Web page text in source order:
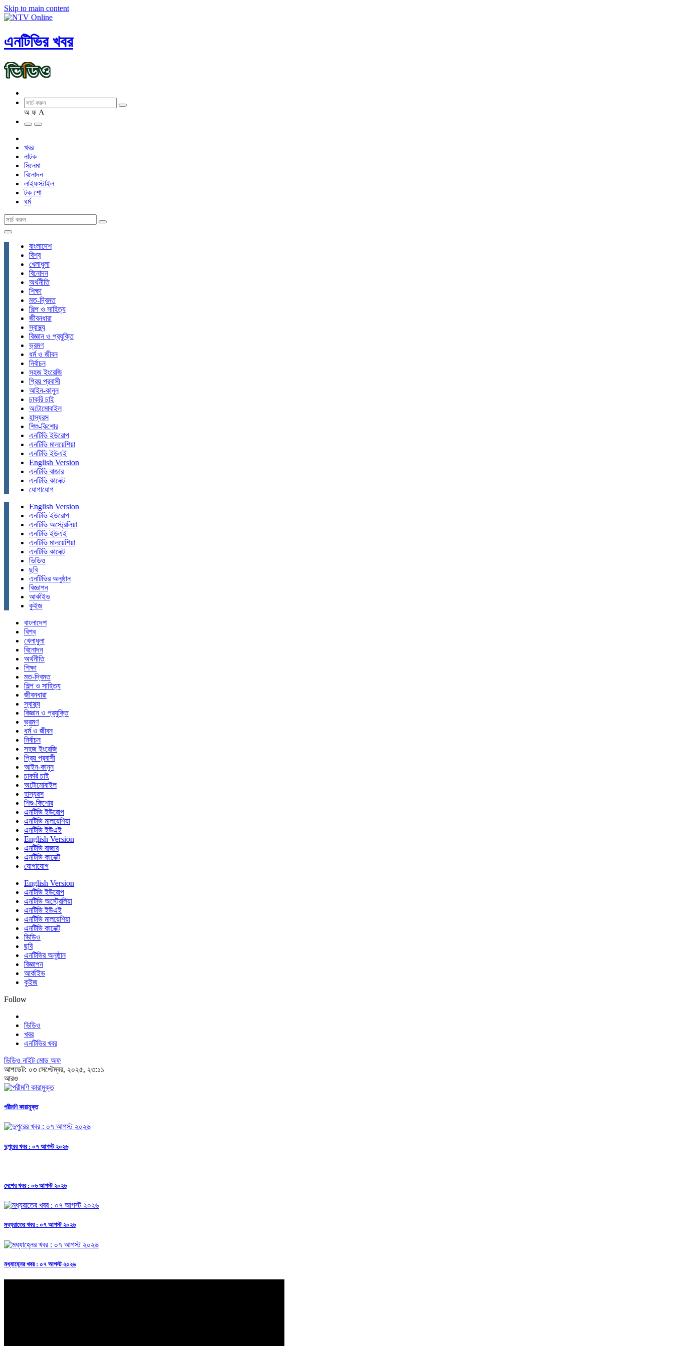
Skip to main content
এনটিভির খবর
অ ফ A
খবর
নাটক
সিনেমা
বিনোদন
লাইফস্টাইল
টক শো
ধর্ম
বাংলাদেশ
বিশ্ব
খেলাধুলা
বিনোদন
অর্থনীতি
শিক্ষা
মত-দ্বিমত
শিল্প ও সাহিত্য
জীবনধারা
স্বাস্থ্য
বিজ্ঞান ও প্রযুক্তি
ভ্রমণ
ধর্ম ও জীবন
নির্বাচন
সহজ ইংরেজি
প্রিয় প্রবাসী
আইন-কানুন
চাকরি চাই
অটোমোবাইল
হাস্যরস
শিশু-কিশোর
এনটিভি ইউরোপ
এনটিভি মালয়েশিয়া
এনটিভি ইউএই
English Version
এনটিভি বাজার
এনটিভি কানেক্ট
যোগাযোগ
English Version
এনটিভি ইউরোপ
এনটিভি অস্ট্রেলিয়া
এনটিভি ইউএই
এনটিভি মালয়েশিয়া
এনটিভি কানেক্ট
ভিডিও
ছবি
এনটিভির অনুষ্ঠান
বিজ্ঞাপন
আর্কাইভ
কুইজ
বাংলাদেশ
বিশ্ব
খেলাধুলা
বিনোদন
অর্থনীতি
শিক্ষা
মত-দ্বিমত
শিল্প ও সাহিত্য
জীবনধারা
স্বাস্থ্য
বিজ্ঞান ও প্রযুক্তি
ভ্রমণ
ধর্ম ও জীবন
নির্বাচন
সহজ ইংরেজি
প্রিয় প্রবাসী
আইন-কানুন
চাকরি চাই
অটোমোবাইল
হাস্যরস
শিশু-কিশোর
এনটিভি ইউরোপ
এনটিভি মালয়েশিয়া
এনটিভি ইউএই
English Version
এনটিভি বাজার
এনটিভি কানেক্ট
যোগাযোগ
English Version
এনটিভি ইউরোপ
এনটিভি অস্ট্রেলিয়া
এনটিভি ইউএই
এনটিভি মালয়েশিয়া
এনটিভি কানেক্ট
ভিডিও
ছবি
এনটিভির অনুষ্ঠান
বিজ্ঞাপন
আর্কাইভ
কুইজ
Follow
ভিডিও
খবর
এনটিভির খবর
ভিডিও নাইট মোড অফ
আপডেট: ০৩ সেপ্টেম্বর, ২০২৫, ২৩:১১
আরও
পরীমণি কারামুক্ত
দুপুরের খবর : ০৭ আগস্ট ২০২৬
দেশের খবর : ০৬ আগস্ট ২০২৬
মধ্যরাতের খবর : ০৭ আগস্ট ২০২৬
মধ্যাহ্নের খবর : ০৭ আগস্ট ২০২৬